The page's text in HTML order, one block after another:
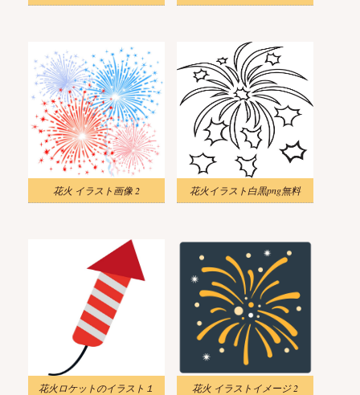
花火 イラスト画像 2 花火イラスト白黒png無料
花火ロケットのイラスト１ 花火 イラストイメージ 2